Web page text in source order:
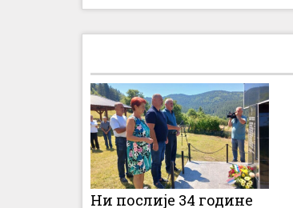
Ни послије 34 године